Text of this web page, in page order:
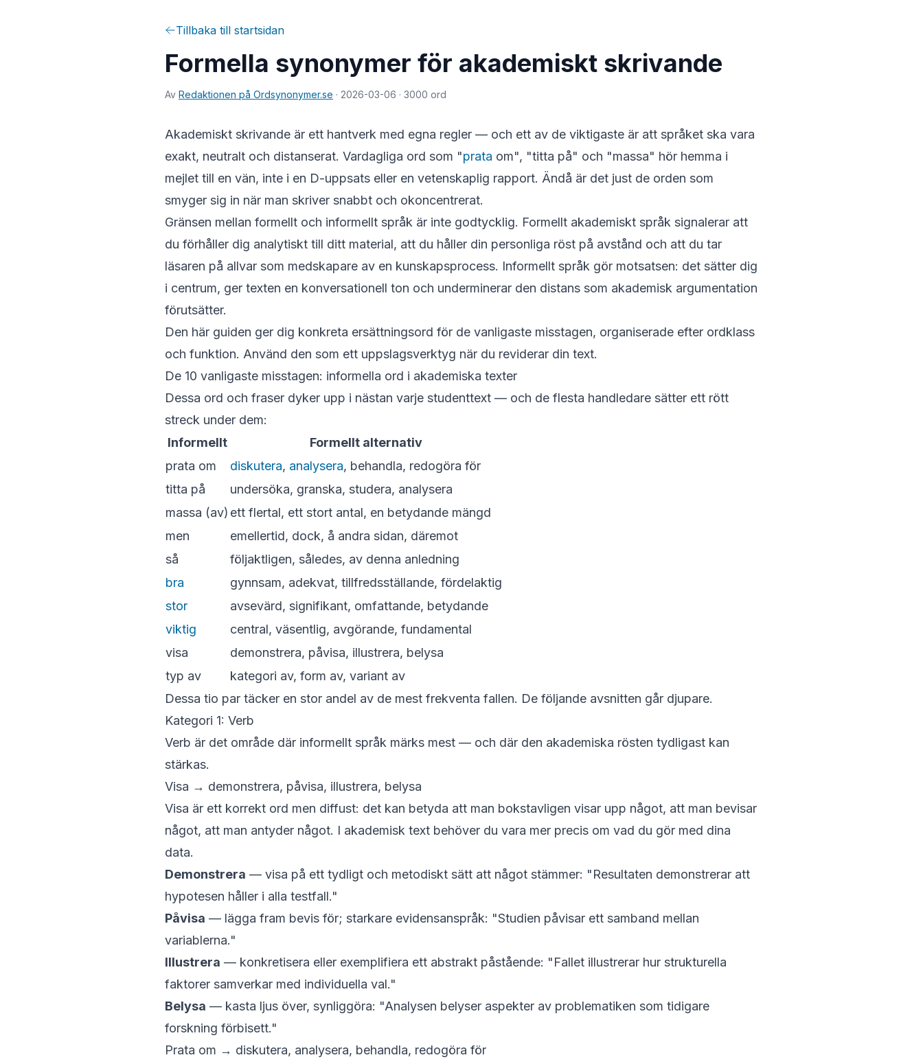
Tillbaka till startsidan
Formella synonymer för akademiskt skrivande
Av Redaktionen på Ordsynonymer.se · 2026-03-06 · 3000 ord
Akademiskt skrivande är ett hantverk med egna regler — och ett av de viktigaste är att språket ska vara
exakt, neutralt och distanserat. Vardagliga ord som "prata om", "titta på" och "massa" hör hemma i
mejlet till en vän, inte i en D-uppsats eller en vetenskaplig rapport. Ändå är det just de orden som
smyger sig in när man skriver snabbt och okoncentrerat.
Gränsen mellan formellt och informellt språk är inte godtycklig. Formellt akademiskt språk signalerar att
du förhåller dig analytiskt till ditt material, att du håller din personliga röst på avstånd och att du tar
läsaren på allvar som medskapare av en kunskapsprocess. Informellt språk gör motsatsen: det sätter dig
i centrum, ger texten en konversationell ton och underminerar den distans som akademisk argumentation
förutsätter.
Den här guiden ger dig konkreta ersättningsord för de vanligaste misstagen, organiserade efter ordklass
och funktion. Använd den som ett uppslagsverktyg när du reviderar din text.
De 10 vanligaste misstagen: informella ord i akademiska texter
Dessa ord och fraser dyker upp i nästan varje studenttext — och de flesta handledare sätter ett rött
streck under dem:
Informellt
Formellt alternativ
prata om
diskutera, analysera, behandla, redogöra för
titta på
undersöka, granska, studera, analysera
massa (av) ett flertal, ett stort antal, en betydande mängd
men
emellertid, dock, å andra sidan, däremot
så
följaktligen, således, av denna anledning
bra
gynnsam, adekvat, tillfredsställande, fördelaktig
stor
avsevärd, signifikant, omfattande, betydande
viktig
central, väsentlig, avgörande, fundamental
visa
demonstrera, påvisa, illustrera, belysa
typ av
kategori av, form av, variant av
Dessa tio par täcker en stor andel av de mest frekventa fallen. De följande avsnitten går djupare.
Kategori 1: Verb
Verb är det område där informellt språk märks mest — och där den akademiska rösten tydligast kan
stärkas.
Visa → demonstrera, påvisa, illustrera, belysa
Visa är ett korrekt ord men diffust: det kan betyda att man bokstavligen visar upp något, att man bevisar
något, att man antyder något. I akademisk text behöver du vara mer precis om vad du gör med dina
data.
Demonstrera — visa på ett tydligt och metodiskt sätt att något stämmer: "Resultaten demonstrerar att
hypotesen håller i alla testfall."
Påvisa — lägga fram bevis för; starkare evidensanspråk: "Studien påvisar ett samband mellan
variablerna."
Illustrera — konkretisera eller exemplifiera ett abstrakt påstående: "Fallet illustrerar hur strukturella
faktorer samverkar med individuella val."
Belysa — kasta ljus över, synliggöra: "Analysen belyser aspekter av problematiken som tidigare
forskning förbisett."
Prata om → diskutera, analysera, behandla, redogöra för